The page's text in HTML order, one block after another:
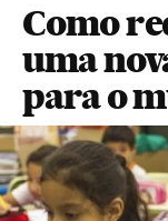
Como
uma
para o